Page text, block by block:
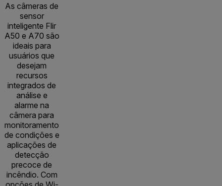
As câmeras de
sensor
inteligente Flir
A50 e A70 são
ideais para
usuários que
desejam
recursos
integrados de
análise e
alarme na
câmera para
monitoramento
de condições e
aplicações de
detecção
precoce de
incêndio. Com